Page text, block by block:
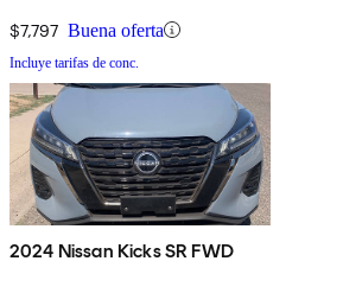
$7,797 Buena oferta
Incluye tarifas de conc.
2024 Nissan Kicks SR FWD